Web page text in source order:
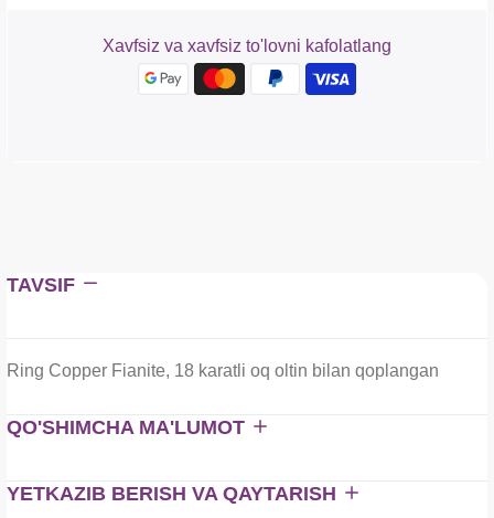
Xavfsiz va xavfsiz to'lovni kafolatlang
TAVSIF
Ring Copper Fianite, 18 karatli oq oltin bilan qoplangan
QO'SHIMCHA MA'LUMOT
YETKAZIB BERISH VA QAYTARISH